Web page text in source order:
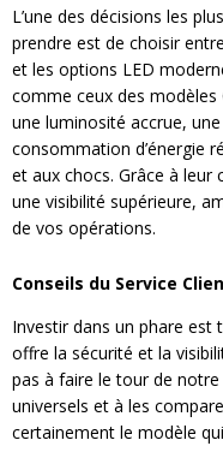
L’une des décisions les
prendre est de choisir
et les options LED
comme ceux des modèles
une luminosité accrue,
consommation d’énergie
et aux chocs. Grâce à
une visibilité supérieure,
de vos opérations.
Conseils du Service
Investir dans un phare est
offre la sécurité et la
pas à faire le tour de notre
universels et à les
certainement le modèle